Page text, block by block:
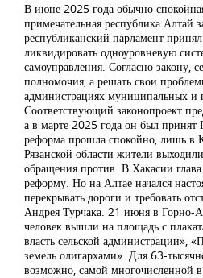
В июне 2025 года обычно
примечательная республика Алтай
республиканский парламент
ликвидировать одноуровневую
самоуправления. Согласно закону,
полномочия, а решать свои
администрациях муниципальных и
Соответствующий законопроект
а в марте 2025 года он был принят
реформа прошла спокойно, лишь в
Рязанской области жители
обращения против. В Хакасии
реформу. Но на Алтае начался
перекрывать дороги и требовать
Андрея Турчака. 21 июня в Горно-
человек вышли на площадь с
власть сельской администрации»,
земель олигархами». Для 63-
возможно, самой многочисленной